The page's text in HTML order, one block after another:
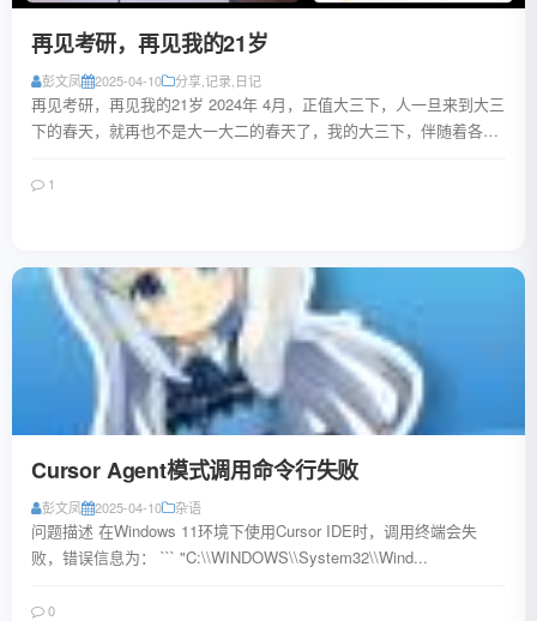
再见考研，再见我的21岁
彭文凤 2025-04-10 分享记录 日记
再见考研，再见我的21岁 2024年 4月，正值大三下，人一旦来到大三
下的春天，就再也不是大一大二的春天了，我的大三下，伴随着各种
1
Cursor Agent模式调用命令行失败
彭文凤 2025-04-10 杂语
问题描述 在Windows 11环境下使用Cursor IDE时，调用终端会失
败，错误信息为： ``` "C:\\WINDOWS\\System32\\Wind...
0